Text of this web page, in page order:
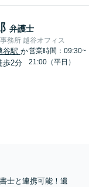
弁護士
務所 越谷オフィス
谷駅 か
歩2分
営業時間：09:30~
21:00（平日）
士と連携可能！遺